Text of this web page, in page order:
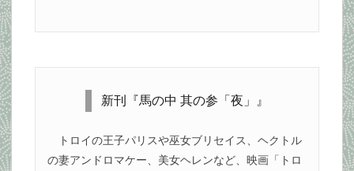
新刊『馬の中 其の参「夜」』
トロイの王子パリスや巫女ブリセイス、ヘクトル
の妻アンドロマケー、美女ヘレンなど、映画「トロ